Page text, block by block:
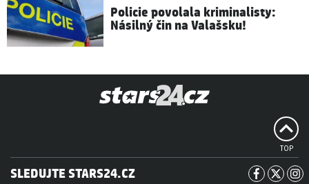
Policie povolala kriminalisty:
Násilný čin na Valašsku!
TOP
SLEDUJTE STARS24.CZ